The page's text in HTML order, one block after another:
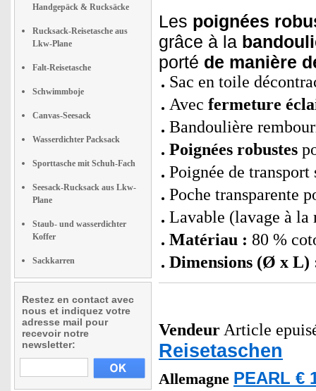
Handgepäck & Rucksäcke
Rucksack-Reisetasche aus
Lkw-Plane
Falt-Reisetasche
Schwimmboje
Canvas-Seesack
Wasserdichter Packsack
Sporttasche mit Schuh-Fach
Seesack-Rucksack aus Lkw-
Plane
Staub- und wasserdichter
Koffer
Sackkarren
Restez en contact avec
nous et indiquez votre
adresse mail pour
recevoir notre
newsletter:
Les poignées
grâce à la
porté de manière
Sac en toile
Avec fermeture
Bandoulière
Poignées robustes
Poignée de
Poche transparente
Lavable (lavage à la
Matériau : 80 %
Dimensions (Ø x L)
Vendeur Article
Reisetaschen
Allemagne PEARL €